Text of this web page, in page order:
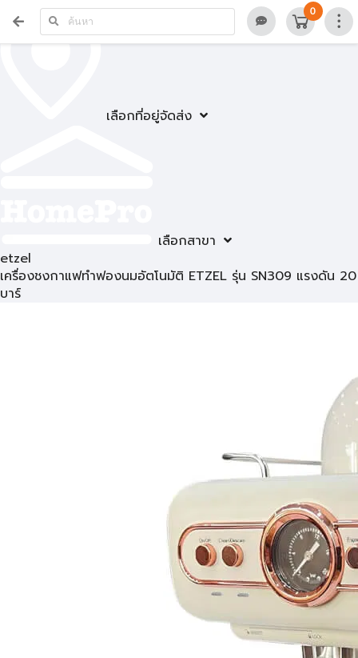
เลือกที่อยู่จัดส่ง
เลือกสาขา
0
etzel
เครื่องชงกาแฟทำฟองนมอัตโนมัติ ETZEL รุ่น SN309 แรงดัน 20
บาร์